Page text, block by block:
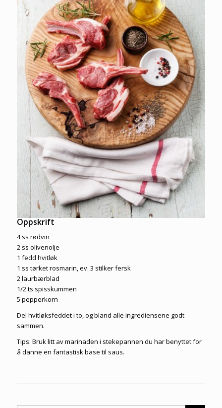
Oppskrift
4 ss rødvin
2 ss olivenolje
1 fedd hvitløk
1 ss tørket rosmarin, ev. 3 stilker fersk
2 laurbærblad
1/2 ts spisskummen
5 pepperkorn
Del hvitløksfeddet i to, og bland alle ingrediensene godt
sammen.
Tips: Bruk litt av marinaden i stekepannen du har benyttet for
å danne en fantastisk base til saus.